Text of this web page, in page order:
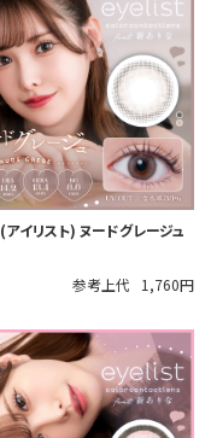
イリスト) ヌードグレージュ
参考上代
1,760円